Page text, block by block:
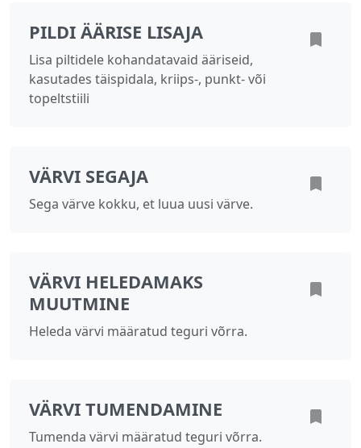
PILDI ÄÄRISE LISAJA
Lisa piltidele kohandatavaid ääriseid,
kasutades täispidala, kriips-, punkt- või
topeltstiili
VÄRVI SEGAJA
Sega värve kokku, et luua uusi värve.
VÄRVI HELEDAMAKS
MUUTMINE
Heleda värvi määratud teguri võrra.
VÄRVI TUMENDAMINE
Tumenda värvi määratud teguri võrra.